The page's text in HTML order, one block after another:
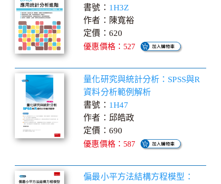
書號： 1H3Z
作者：陳寬裕
定價：620
優惠價格：527
量化研究與統計分析：SPSS與R
資料分析範例解析
書號： 1H47
作者：邱皓政
定價：690
優惠價格：587
偏最小平方法結構方程模型：